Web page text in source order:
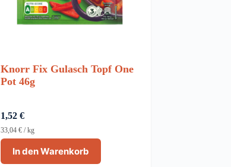
Knorr Fix Gulasch Topf One
Pot 46g
1,52€
In den Warenkorb
33,04€ /kg